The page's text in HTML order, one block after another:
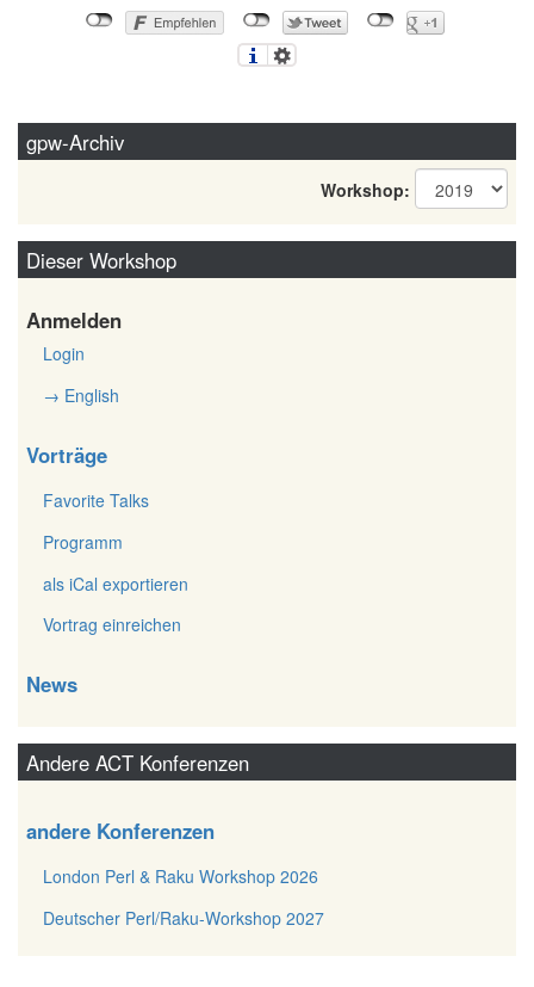
gpw-Archiv
Workshop:
Dieser Workshop
Anmelden
Login
→ English
Vorträge
Favorite Talks
Programm
als iCal exportieren
Vortrag einreichen
News
Andere ACT Konferenzen
andere Konferenzen
London Perl & Raku Workshop 2026
Deutscher Perl/Raku-Workshop 2027